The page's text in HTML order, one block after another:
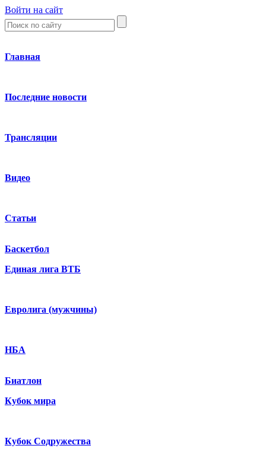
Войти на сайт
Главная
Последние новости
Трансляции
Видео
Статьи
Баскетбол
Единая лига ВТБ
Евролига (мужчины)
НБА
Биатлон
Кубок мира
Кубок Содружества